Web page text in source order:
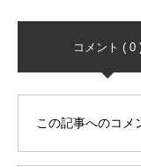
コメント ( 0
この記事へのコメ